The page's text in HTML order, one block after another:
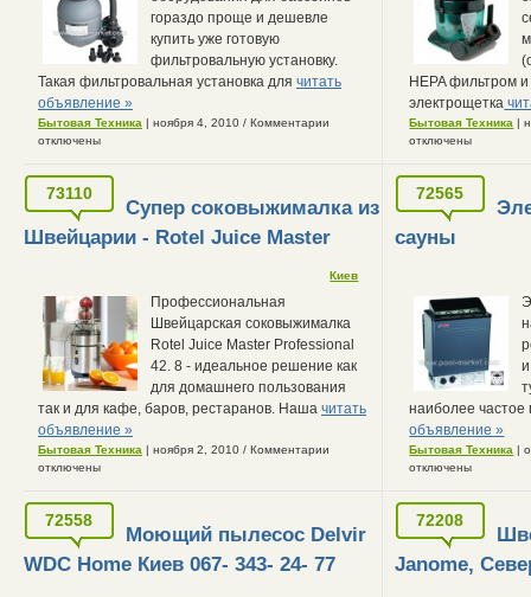
гораздо проще и дешевле
купить уже готовую
фильтровальную установку.
Такая фильтровальная установка для читать
объявление »
Бытовая Техника | ноября 4, 2010 / Комментарии
отключены
HEPA фильтром
электрощетка
Бытовая Техника |
отключены
73110
Супер соковыжималка из
Швейцарии - Rotel Juice Master
Киев
Профессиональная
Швейцарская соковыжималка
Rotel Juice Master Professional
42. 8 - идеальное решение как
для домашнего пользования
так и для кафе, баров, рестаранов. Наша читать
объявление »
Бытовая Техника | ноября 2, 2010 / Комментарии
отключены
72565
сауны
наиболее
объявление »
Бытовая Техника |
отключены
72558
Моющий пылесос Delvir
WDC Home Киев 067- 343- 24- 77
72208
Janome,